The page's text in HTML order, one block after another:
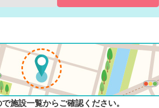
施設一覧からご確認ください。